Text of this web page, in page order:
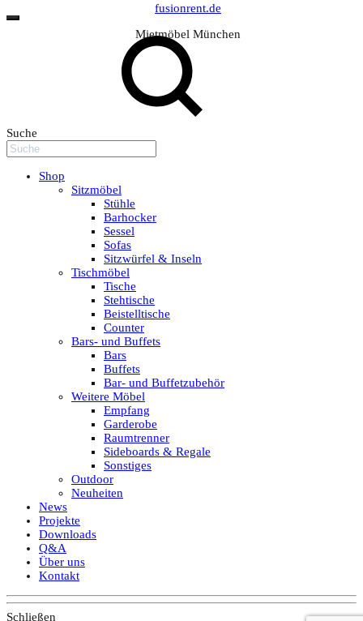
fusionrent.de
Mietmöbel München
Suche
Shop
Sitzmöbel
Stühle
Barhocker
Sessel
Sofas
Sitzwürfel & Inseln
Tischmöbel
Tische
Stehtische
Beistelltische
Counter
Bars- und Buffets
Bars
Buffets
Bar- und Buffetzubehör
Weitere Möbel
Empfang
Garderobe
Raumtrenner
Sideboards & Regale
Sonstiges
Outdoor
Neuheiten
News
Projekte
Downloads
Q&A
Über uns
Kontakt
Schließen